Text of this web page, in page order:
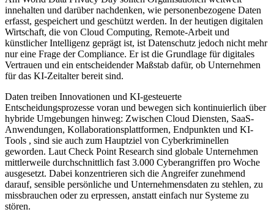
innehalten und darüber nachdenken, wie personenbezogene Daten
erfasst, gespeichert und geschützt werden. In der heutigen digitalen
Wirtschaft, die von Cloud Computing, Remote-Arbeit und
künstlicher Intelligenz geprägt ist, ist Datenschutz jedoch nicht mehr
nur eine Frage der Compliance. Er ist die Grundlage für digitales
Vertrauen und ein entscheidender Maßstab dafür, ob Unternehmen
für das KI-Zeitalter bereit sind.
Daten treiben Innovationen und KI-gesteuerte
Entscheidungsprozesse voran und bewegen sich kontinuierlich über
hybride Umgebungen hinweg: Zwischen Cloud Diensten, SaaS-
Anwendungen, Kollaborationsplattformen, Endpunkten und KI-
Tools , sind sie auch zum Hauptziel von Cyberkriminellen
geworden. Laut Check Point Research sind globale Unternehmen
mittlerweile durchschnittlich fast 3.000 Cyberangriffen pro Woche
ausgesetzt. Dabei konzentrieren sich die Angreifer zunehmend
darauf, sensible persönliche und Unternehmensdaten zu stehlen, zu
missbrauchen oder zu erpressen, anstatt einfach nur Systeme zu
stören.